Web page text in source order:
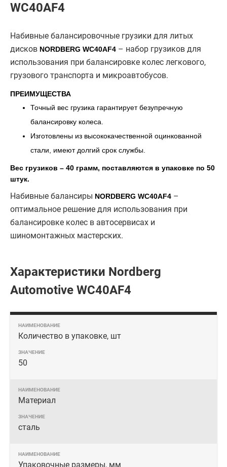
WC40AF4
Набивные балансировочные грузики для литых
дисков NORDBERG WC40AF4 – набор грузиков для
использования при балансировке колес легкового,
грузового транспорта и микроавтобусов.
ПРЕИМУЩЕСТВА
Точный вес грузика гарантирует безупречную
балансировку колеса.
Изготовлены из высококачественной оцинкованной
стали, имеют долгий срок службы.
Вес грузиков – 40 грамм, поставляются в упаковке по 50
штук.
Набивные балансиры NORDBERG WC40AF4 –
оптимальное решение для использования при
балансировке колес в автосервисах и
шиномонтажных мастерских.
Характеристики Nordberg
Automotive WC40AF4
Количество в упаковке, шт
50
Материал
сталь
Упаковочные размеры, мм